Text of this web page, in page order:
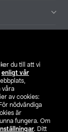
du till att vi
enligt vår
våra
av cookies:
nödvändiga
är
fungera. Om
. Ditt